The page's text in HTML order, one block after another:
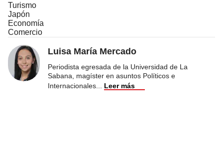
Turismo
Japón
Economía
Comercio
Luisa María Mercado
Periodista egresada de la Universidad de La
Sabana, magíster en asuntos Políticos e
Internacionales
Leer más